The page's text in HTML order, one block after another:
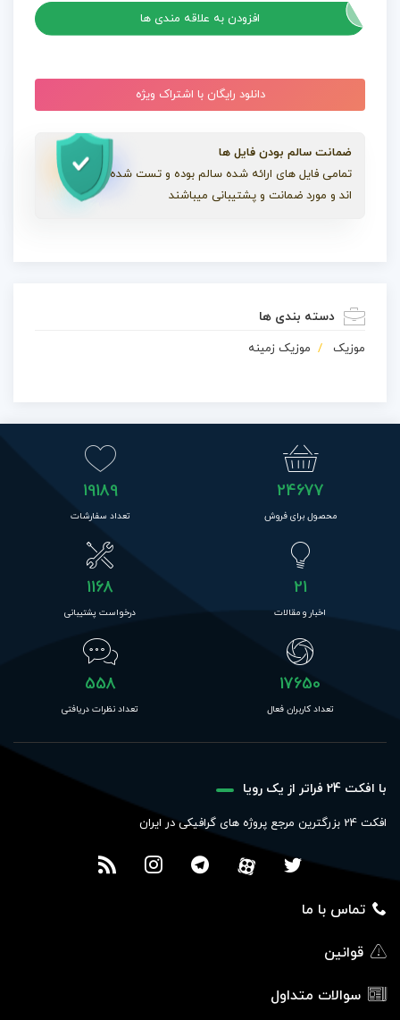
Coming
عدد
افزودن به علاقه مندی ها
دانلود رایگان با اشتراک ویژه
ضمانت سالم بودن فایل ها
تمامی فایل های ارائه شده سالم بوده و تست شده
اند و مورد ضمانت و پشتیبانی میباشند
دسته بندی ها
موزیک موزیک زمینه
24677
محصول برای فروش
19189
تعداد سفارشات
21
اخبار و مقالات
1168
درخواست پشتیبانی
17650
تعداد کاربران فعال
558
تعداد نظرات دریافتی
با افکت 24 فراتر از یک رویا
افکت 24 بزرگترین مرجع پروژه های گرافیکی در ایران
تماس با ما
قوانین
سوالات متداول